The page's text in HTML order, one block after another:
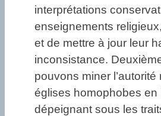
interprétations
enseignements religieux,
et de mettre à jour leur
inconsistance.
pouvons miner l’autorité
églises homophobes en
dépeignant sous les